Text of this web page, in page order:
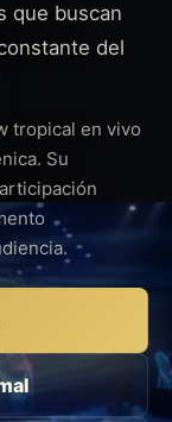
que buscan
del
tropical en vivo
Su